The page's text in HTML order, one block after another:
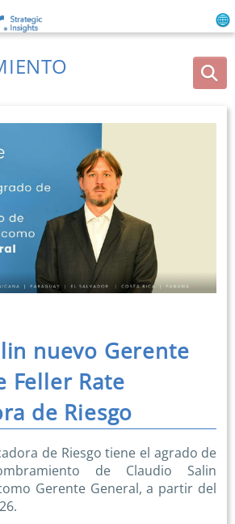
nuevo Gerente
Feller Rate
de Riesgo
de Riesgo tiene el agrado de
de Claudio Salin
Gerente General, a partir del